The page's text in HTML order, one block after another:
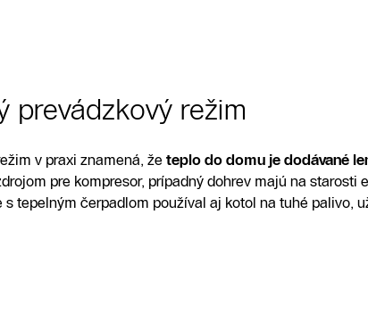
prevádzkový režim
v praxi znamená, že teplo do domu je dodávané
pre kompresor, prípadný dohrev majú na
tepelným čerpadlom používal aj kotol na tuhé palivo,